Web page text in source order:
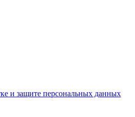
и защите персональных данных